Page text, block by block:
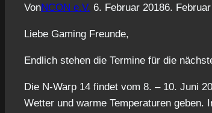
VonNCON e.V. 6. Februar 20186.
Liebe Gaming Freunde,
Endlich stehen die Termine für die
Die N-Warp 14 findet vom 8. – 10. Juni
Wetter und warme Temperaturen